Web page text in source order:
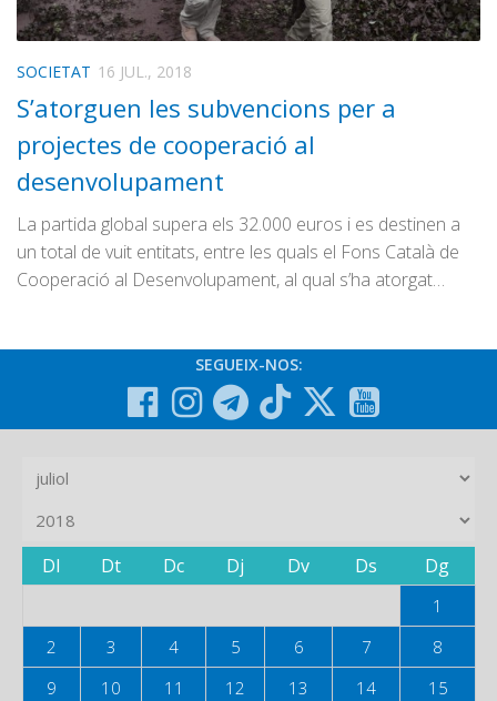
SOCIETAT 16 JUL., 2018
S’atorguen les subvencions per a
projectes de cooperació al
desenvolupament
La partida global supera els 32.000 euros i es destinen a
un total de vuit entitats, entre les quals el Fons Català de
Cooperació al Desenvolupament, al qual s’ha atorgat…
SEGUEIX-NOS:
Dl Dt Dc Dj Dv Ds Dg
1
2
3 4 5 6 7
8
9
10 11 12 13 14
15